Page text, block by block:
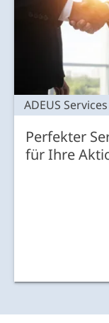
ADEUS Services
Perfekter
für Ihre